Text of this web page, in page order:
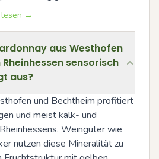
→
aus Westhofen
sensorisch
aus?
und Bechtheim profitiert
und meist kalk- und
Weingüter wie
nutzen diese Mineralität zu